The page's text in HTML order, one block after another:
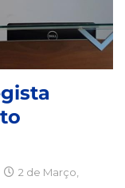
2 de Março,